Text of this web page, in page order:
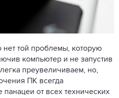
нет той проблемы, которую
компьютер и не запустив
преувеличиваем, но,
ПК всегда
панацеи от всех технических